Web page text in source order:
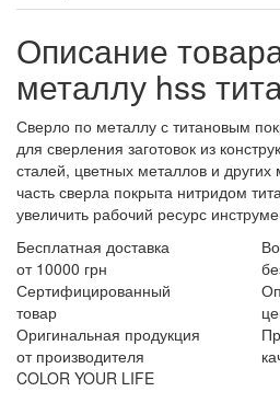
Описание
металлу hss
Сверло по металлу с титановым
для сверления заготовок из
сталей, цветных металлов и
часть сверла покрыта нитридом
увеличить рабочий ресурс
Бесплатная доставка
от 10000 грн
Сертифицированный
товар
Оригинальная продукция
от производителя
COLOR YOUR LIFE